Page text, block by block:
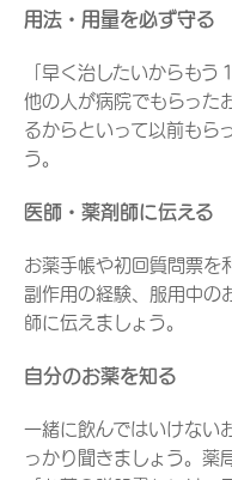
用法・用量を必ず守る
「早く治したいからもう
他の人が病院でもらった
るからといって以前もら
う。
医師・薬剤師に伝える
お薬手帳や初回質問票を
副作用の経験、服用中の
師に伝えましょう。
自分のお薬を知る
一緒に飲んではいけない
っかり聞きましょう。薬